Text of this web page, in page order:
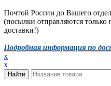
Почтой России до Вашего
(посылки отправляются только
доставки!)
Подробная информация по
x
x